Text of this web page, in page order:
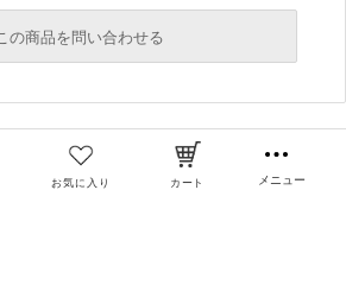
の商品を問い合わせる
お気に入り カート メニュー